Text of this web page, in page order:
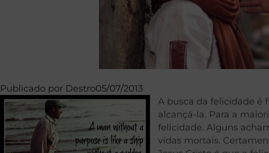
Publicado por Destro05/07/2013
A busca da felicidade é
alcançá-la. Para a
felicidade. Alguns
vidas mortais.